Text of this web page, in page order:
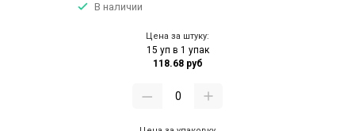
В наличии
Цена за штуку:
15 уп в 1 упак
118.68 руб